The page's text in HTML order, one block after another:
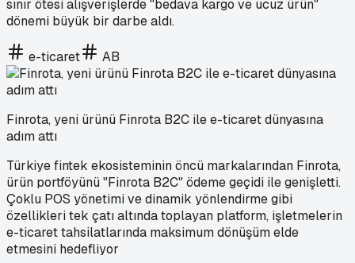
sınır ötesi alışverişlerde "bedava kargo ve ucuz ürün"
dönemi büyük bir darbe aldı.
e-ticaret AB
Finrota, yeni ürünü Finrota B2C ile e-ticaret dünyasına
adım attı
Türkiye fintek ekosisteminin öncü markalarından Finrota,
ürün portföyünü "Finrota B2C" ödeme geçidi ile genişletti.
Çoklu POS yönetimi ve dinamik yönlendirme gibi
özellikleri tek çatı altında toplayan platform, işletmelerin
e-ticaret tahsilatlarında maksimum dönüşüm elde
etmesini hedefliyor